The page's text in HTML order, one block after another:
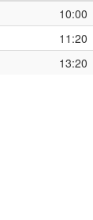
10:00
11:20
13:20